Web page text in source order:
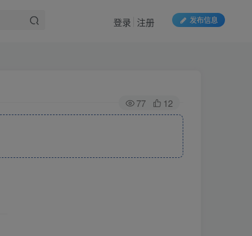
发布信息
登录 注册
77 12